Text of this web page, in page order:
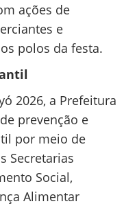
ações de
e
polos da festa.
2026, a Prefeitura
prevenção e
por meio de
Secretarias
Social,
Alimentar